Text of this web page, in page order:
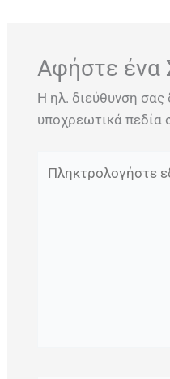
Αφήστε ένα
Η ηλ. διεύθυνση σας
υποχρεωτικά πεδία
εδώ..